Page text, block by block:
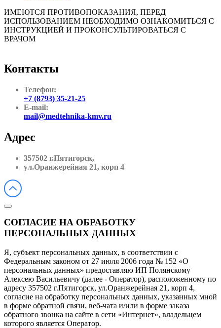
ИМЕЮТСЯ ПРОТИВОПОКАЗАНИЯ, ПЕРЕД
ИСПОЛЬЗОВАНИЕМ НЕОБХОДИМО ОЗНАКОМИТЬСЯ С
ИНСТРУКЦИЕЙ И ПРОКОНСУЛЬТИРОВАТЬСЯ С
ВРАЧОМ
Контакты
Телефон:
+7 (8793) 35-21-25
E-mail:
mail@medtehnika-kmv.ru
Адрес
357502 г.Пятигорск,
ул.Оранжерейная 21, корп 4
СОГЛАСИЕ НА ОБРАБОТКУ
ПЕРСОНАЛЬНЫХ ДАННЫХ
Я, субъект персональных данных, в соответствии с
Федеральным законом от 27 июля 2006 года № 152 «О
персональных данных» предоставляю ИП Полянскому
Алексею Васильевичу (далее - Оператор), расположенному по
адресу 357502 г.Пятигорск, ул.Оранжерейная 21, корп 4,
согласие на обработку персональных данных, указанных мной
в форме обратной связи, веб-чата и/или в форме заказа
обратного звонка на сайте в сети «Интернет», владельцем
которого является Оператор.